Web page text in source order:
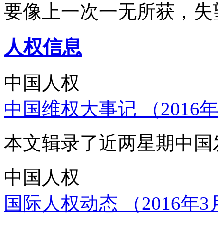
要像上一次一无所获，
人权信息
中国人权
中国维权大事记 （2016
本文辑录了近两星期中
中国人权
国际人权动态 （2016年